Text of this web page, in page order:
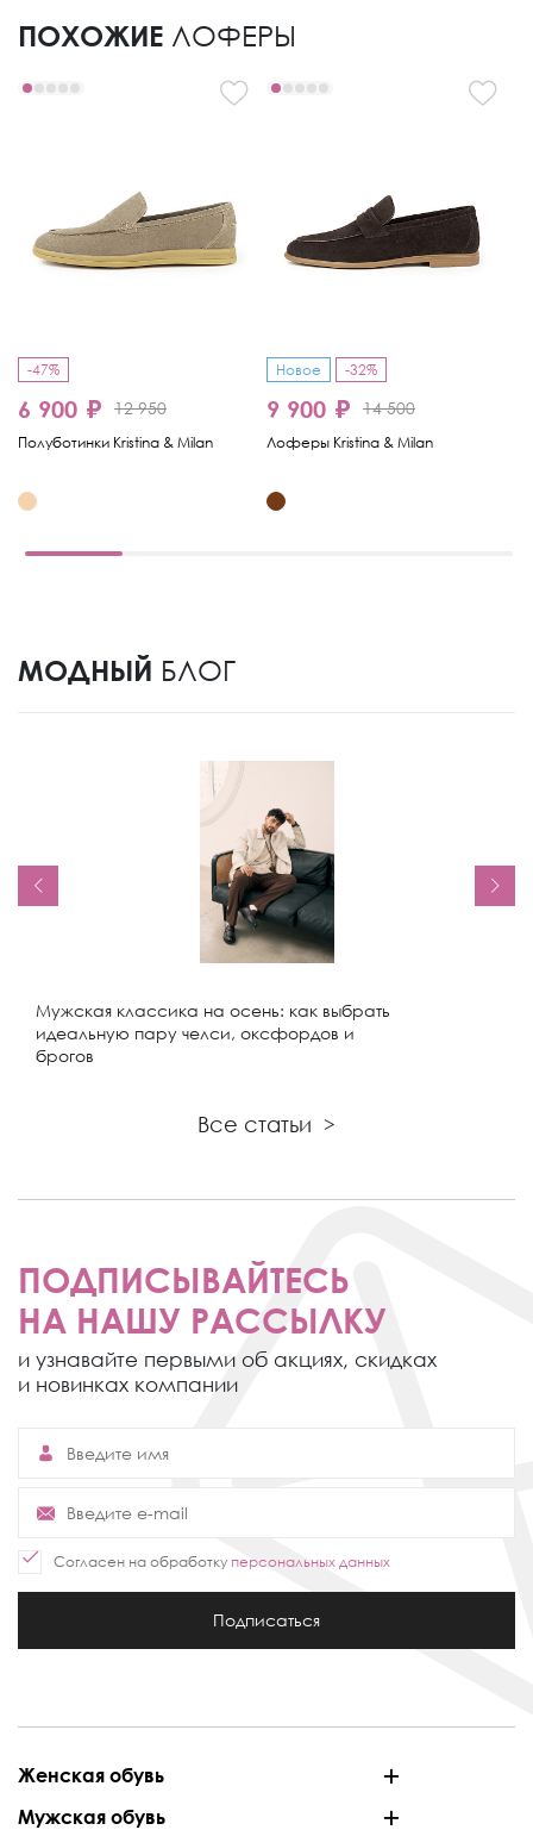
ПОХОЖИЕ ЛОФЕРЫ
-47%
6 900 ₽ 12 950
Полуботинки Kristina & Milan
Новое -32%
9 900 ₽ 14 500
Лоферы Kristina & Milan
МОДНЫЙ БЛОГ
Мужская классика на осень: как выбрать
идеальную пару челси, оксфордов и
брогов
Все статьи >
ПОДПИСЫВАЙТЕСЬ
НА НАШУ РАССЫЛКУ
и узнавайте первыми об акциях, скидках
и новинках компании
Согласен на обработку персональных данных
Подписаться
Женская обувь
Мужская обувь